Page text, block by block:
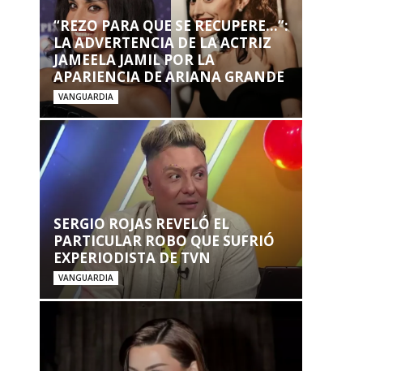
“REZO PARA QUE SE RECUPERE…”:
LA ADVERTENCIA DE LA ACTRIZ
JAMEELA JAMIL POR LA
APARIENCIA DE ARIANA GRANDE
VANGUARDIA
SERGIO ROJAS REVELÓ EL
PARTICULAR ROBO QUE SUFRIÓ
EXPERIODISTA DE TVN
VANGUARDIA